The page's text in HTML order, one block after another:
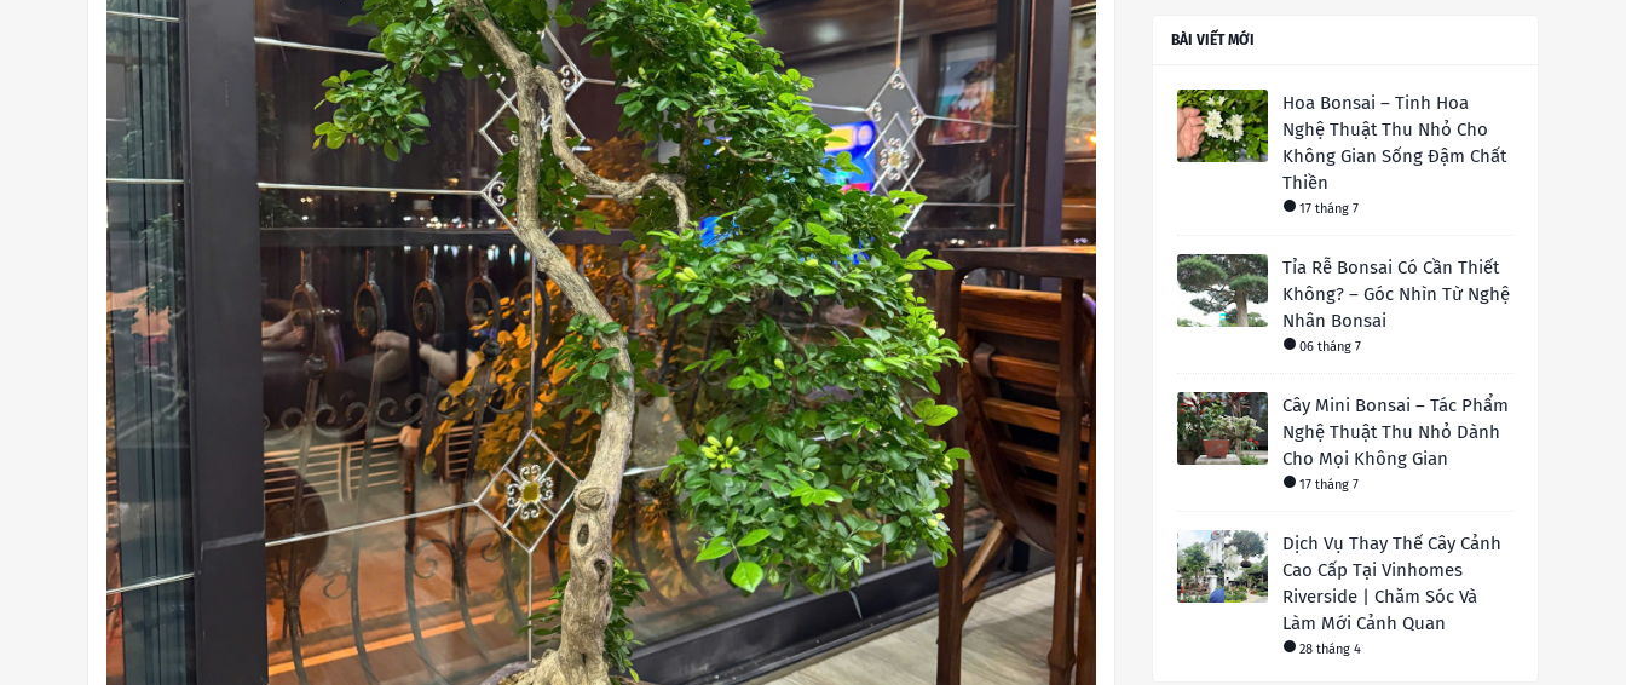
BÀI VIẾT MỚI
Hoa Bonsai – Tinh Hoa
Nghệ Thuật Thu Nhỏ Cho
Không Gian Sống Đậm Chất
Thiền
17 tháng 7
Tỉa Rễ Bonsai Có Cần Thiết
Không? – Góc Nhìn Từ Nghệ
Nhân Bonsai
06 tháng 7
Cây Mini Bonsai – Tác Phẩm
Nghệ Thuật Thu Nhỏ Dành
Cho Mọi Không Gian
17 tháng 7
Dịch Vụ Thay Thế Cây Cảnh
Cao Cấp Tại Vinhomes
Riverside | Chăm Sóc Và
Làm Mới Cảnh Quan
28 tháng 4